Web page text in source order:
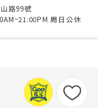
路99號
周日公休